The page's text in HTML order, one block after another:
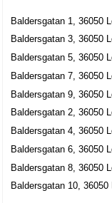
Baldersgatan 1, 36050
Baldersgatan 3, 36050
Baldersgatan 5, 36050
Baldersgatan 7, 36050
Baldersgatan 9, 36050
Baldersgatan 2, 36050
Baldersgatan 4, 36050
Baldersgatan 6, 36050
Baldersgatan 8, 36050
Baldersgatan 10, 36050